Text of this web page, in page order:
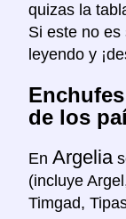
quizas la
Si este no
leyendo y
de los
En Argelia
(incluye
Timgad,